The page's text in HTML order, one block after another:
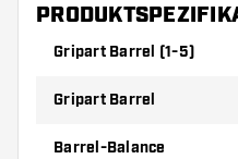
Mission Mike de Decker
Barrels, 3 Flights und 3
Gripart Barrel (1-5)
Gripart Barrel
Barrel-Balance